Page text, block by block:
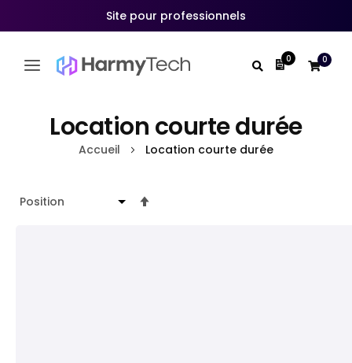
Site pour professionnels
Mon devis
0 0
contenuLocation courte durée
Accueil Location courte durée